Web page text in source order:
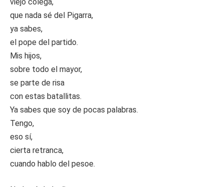
que nada sé del Pigarra,
ya sabes,
el pope del partido.
Mis hijos,
sobre todo el mayor,
se parte de risa
con estas batallitas.
Ya sabes que soy de pocas palabras.
Tengo,
eso sí,
cierta retranca,
cuando hablo del pesoe.